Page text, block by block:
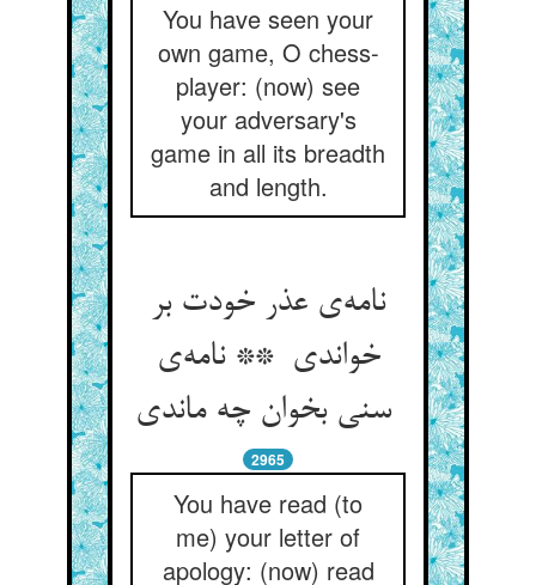
You have seen your
own game, O chess-
player: (now) see
your adversary's
game in all its breadth
and length.
نامه‌ی عذر خودت بر
خواندی ** نامه‌ی
سنی بخوان چه ماندی
2965
You have read (to
me) your letter of
apology: (now) read